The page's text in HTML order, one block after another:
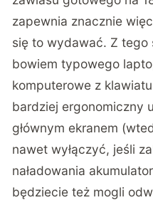
zapewnia znacznie
się to wydawać. Z tego
bowiem typowego
komputerowe z
bardziej ergonomiczny
głównym ekranem
nawet wyłączyć, jeśli
naładowania
będziecie też mogli